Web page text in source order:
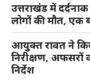
उत्तराखंड में
लोगों की मौत, एक
आयुक्त रावत ने
निरीक्षण, अफसरों
निर्देश